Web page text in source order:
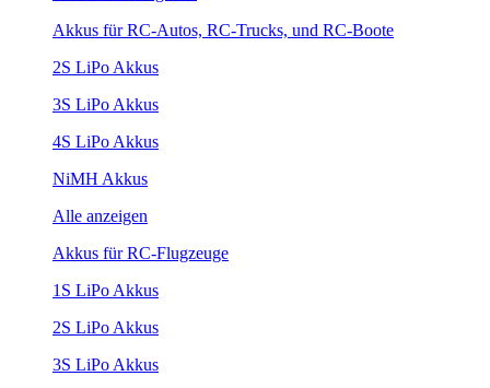
Akkus für RC-Autos, RC-Trucks, und RC-Boote
2S LiPo Akkus
3S LiPo Akkus
4S LiPo Akkus
NiMH Akkus
Alle anzeigen
Akkus für RC-Flugzeuge
1S LiPo Akkus
2S LiPo Akkus
3S LiPo Akkus